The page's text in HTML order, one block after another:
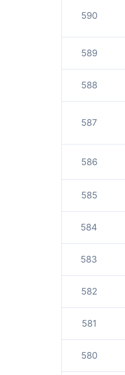
590
589
588
587
586
585
584
583
582
581
580